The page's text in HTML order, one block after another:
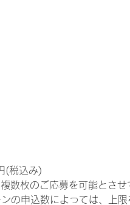
(税込み)
数枚のご応募を可能とさ
の申込数によっては、上